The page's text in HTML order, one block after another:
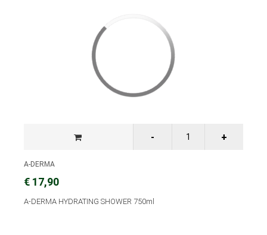
A-DERMA
€ 17,90
A-DERMA HYDRATING SHOWER 750ml